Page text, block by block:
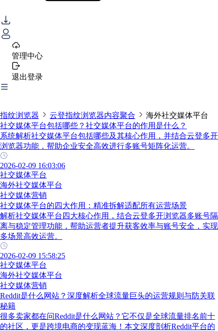
管理中心
退出登录
指纹浏览器 云登指纹浏览器内容聚合
海外社交媒体平台
社交媒体平台包括哪些？社交媒体平台的作用是什么？
系统解析社交媒体平台包括哪些及其核心作用，并结合云登多开
浏览器功能，帮助企业安全高效进行多账号矩阵化运营。
2026-02-09 16:03:06
社交媒体平台
海外社交媒体平台
社交媒体营销
社交媒体平台的四大作用：精准拆解适配所有运营场景
解析社交媒体平台四大核心作用，结合云登多开浏览器多账号隔
离与稳定管理功能，帮助运营者提升获客效率与账号安全，实现
多场景高效运营。
2026-02-09 15:58:25
社交媒体平台
海外社交媒体平台
社交媒体营销
Reddit是什么网站？深度解析全球流量巨头的运营规则与防关联
秘籍
很多卖家都在问Reddit是什么网站？它不仅是全球流量排名前十
的社区，更是跨境电商的变现蓝海！本文深度剖析Reddit平台的